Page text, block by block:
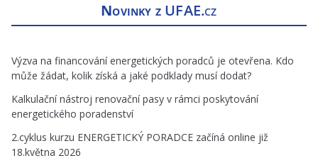
Novinky z UFAE.cz
Výzva na financování energetických poradců je otevřena. Kdo
může žádat, kolik získá a jaké podklady musí dodat?
Kalkulační nástroj renovační pasy v rámci poskytování
energetického poradenství
2.cyklus kurzu ENERGETICKÝ PORADCE začíná online již
18.května 2026